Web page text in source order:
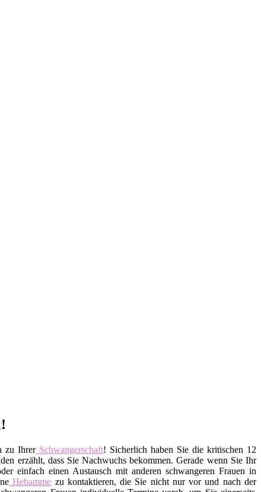
zu IhrerSchwangerschaft! Sicherlich haben Sie die kritischen 12
erzählt, dass Sie Nachwuchs bekommen. Gerade wenn Sie Ihr
einfach einen Austausch mit anderen schwangeren Frauen in
Hebamme zu kontaktieren, die Sie nicht nur vor und nach der